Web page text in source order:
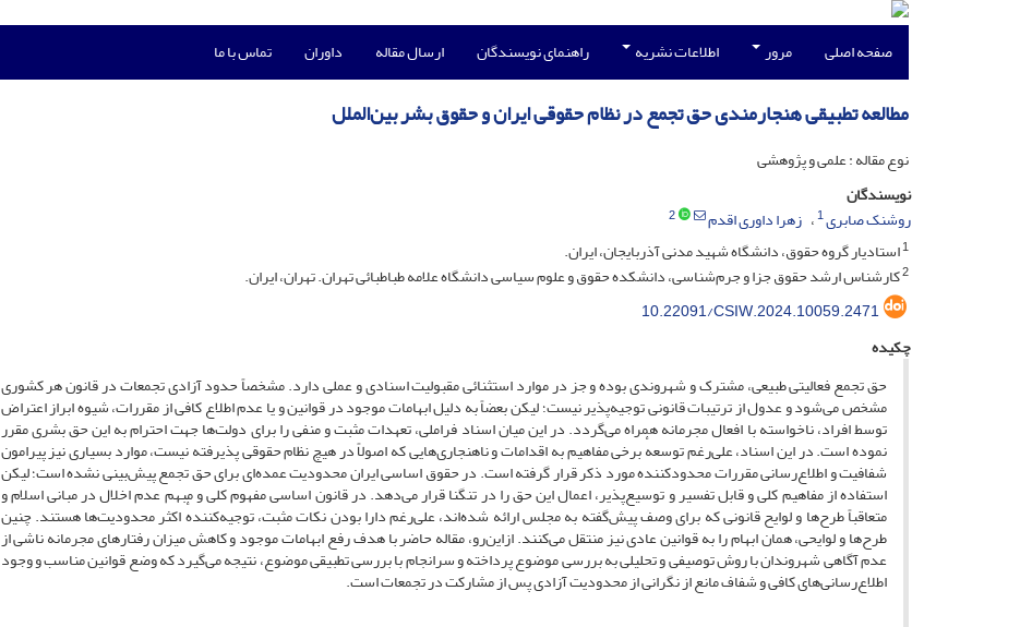
صفحه اصلی مرور اطلاعات نشریه راهنمای نویسندگان ارسال مقاله داوران تماس با ما
مطالعه تطبیقی هنجارمندی حق تجمع در نظام حقوقی ایران و حقوق بشر بین‌الملل
نوع مقاله : علمی و پژوهشی
نویسندگان
روشنک صابری1 زهرا داوری اقدم
2
1استادیار گروه حقوق، دانشگاه شهید مدنی آذربایجان، ایران.
2کارشناس ارشد حقوق جزا و جرم‌شناسی، دانشکده حقوق و علوم سیاسی دانشگاه علامه طباطبائی تهران. تهران، ایران.
10.22091/CSIW.2024.10059.2471
چکیده
حق تجمع فعالیتی طبیعی، مشترک و شهروندی بوده و جز در موارد استثنائی مقبولیت اسنادی و عملی دارد. مشخصاً حدود آزادی تجمعات در قانون هر کشوری
مشخص می‌شود و عدول از ترتیبات قانونی توجیه‌پذیر نیست؛ لیکن بعضاً به دلیل ابهامات موجود در قوانین و یا عدم اطلاع کافی از مقررات، شیوه ابراز اعتراض
توسط افراد، ناخواسته با افعال مجرمانه همراه می‌گردد. در این میان اسناد فراملی، تعهدات مثبت و منفی را برای دولت‌ها جهت احترام به این حق بشری مقرر
نموده است. در این اسناد، علی‌رغم توسعهٔ برخی مفاهیم به اقدامات و ناهنجاری‌هایی که اصولاً در هیچ نظام حقوقی پذیرفته نیست، موارد بسیاری نیز پیرامون
شفافیت و اطلاع‌رسانی مقررات محدودکننده مورد ذکر قرار گرفته است. در حقوق اساسی ایران محدودیت عمده‌ای برای حق تجمع پیش‌بینی نشده است؛ لیکن
استفاده از مفاهیم کلی و قابل تفسیر و توسیع‌پذیر، اعمال این حق را در تنگنا قرار می‌دهد. در قانون اساسی مفهوم کلی و مبهم عدم اخلال در مبانی اسلام و
متعاقباً طرح‌ها و لوایح قانونی که برای وصف پیش‌گفته به مجلس ارائه شده‌اند، علی‌رغم دارا بودن نکات مثبت، توجیه‌‌کنندهٔ اکثر محدودیت‌ها هستند. چنین
طرح‌ها و لوایحی، همان ابهام را به قوانین عادی نیز منتقل می‌کنند. ازاین‌رو، مقاله حاضر با هدف رفع ابهامات موجود و کاهش میزان رفتارهای مجرمانه ناشی از
عدم آگاهی شهروندان با روش توصیفی و تحلیلی به بررسی موضوع پرداخته و سرانجام با بررسی تطبیقی موضوع، نتیجه می‌گیرد که وضع قوانین مناسب و وجود
اطلاع‌رسانی‌های کافی و شفاف مانع از نگرانی از محدودیت آزادی پس از مشارکت در تجمعات است.